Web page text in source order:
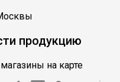
продукцию
на карте